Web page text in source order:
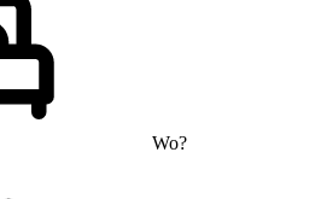
Wo?